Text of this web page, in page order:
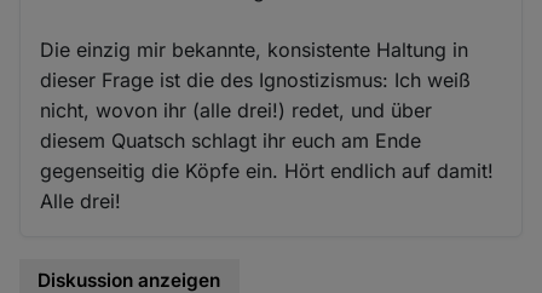
Die einzig mir bekannte, konsistente Haltung in
dieser Frage ist die des Ignostizismus: Ich weiß
nicht, wovon ihr (alle drei!) redet, und über
diesem Quatsch schlagt ihr euch am Ende
gegenseitig die Köpfe ein. Hört endlich auf damit!
Alle drei!
Diskussion anzeigen